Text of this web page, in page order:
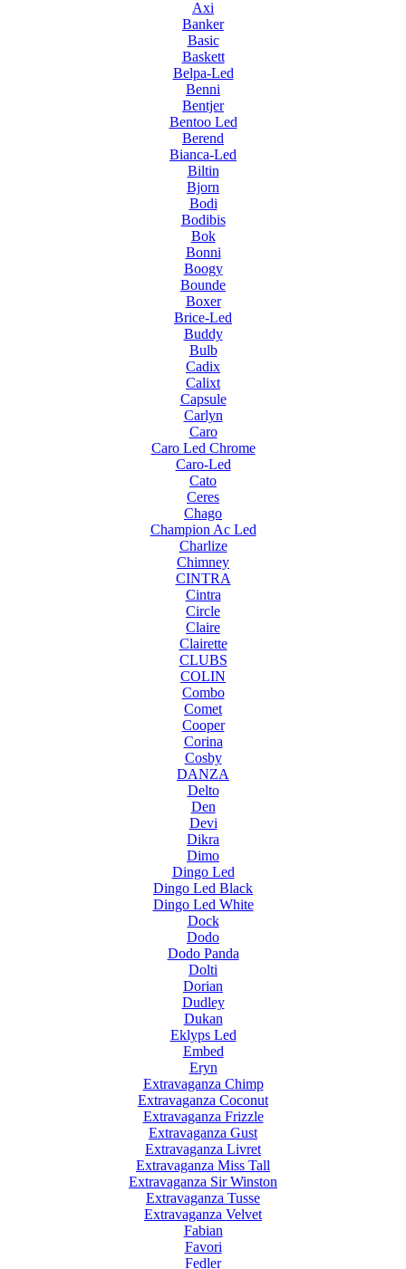
Axi
Banker
Basic
Baskett
Belpa-Led
Benni
Bentjer
Bentoo Led
Berend
Bianca-Led
Biltin
Bjorn
Bodi
Bodibis
Bok
Bonni
Boogy
Bounde
Boxer
Brice-Led
Buddy
Bulb
Cadix
Calixt
Capsule
Carlyn
Caro
Caro Led Chrome
Caro-Led
Cato
Ceres
Chago
Champion Ac Led
Charlize
Chimney
CINTRA
Cintra
Circle
Claire
Clairette
CLUBS
COLIN
Combo
Comet
Cooper
Corina
Cosby
DANZA
Delto
Den
Devi
Dikra
Dimo
Dingo Led
Dingo Led Black
Dingo Led White
Dock
Dodo
Dodo Panda
Dolti
Dorian
Dudley
Dukan
Eklyps Led
Embed
Eryn
Extravaganza Chimp
Extravaganza Coconut
Extravaganza Frizzle
Extravaganza Gust
Extravaganza Livret
Extravaganza Miss Tall
Extravaganza Sir Winston
Extravaganza Tusse
Extravaganza Velvet
Fabian
Favori
Fedler